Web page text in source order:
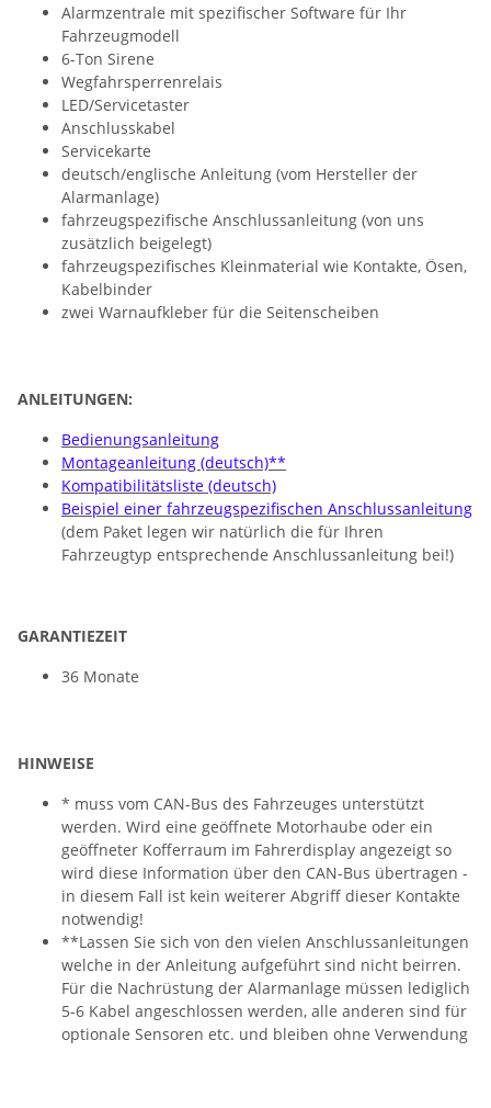
Alarmzentrale mit spezifischer Software für Ihr
Fahrzeugmodell
6-Ton Sirene
Wegfahrsperrenrelais
LED/Servicetaster
Anschlusskabel
Servicekarte
deutsch/englische Anleitung (vom Hersteller der
Alarmanlage)
fahrzeugspezifische Anschlussanleitung (von uns
zusätzlich beigelegt)
fahrzeugspezifisches Kleinmaterial wie Kontakte, Ösen,
Kabelbinder
zwei Warnaufkleber für die Seitenscheiben
ANLEITUNGEN:
Bedienungsanleitung
Montageanleitung (deutsch)**
Kompatibilitätsliste (deutsch)
Beispiel einer fahrzeugspezifischen Anschlussanleitung
(dem Paket legen wir natürlich die für Ihren
Fahrzeugtyp entsprechende Anschlussanleitung bei!)
GARANTIEZEIT
36 Monate
HINWEISE
* muss vom CAN-Bus des Fahrzeuges unterstützt
werden. Wird eine geöffnete Motorhaube oder ein
geöffneter Kofferraum im Fahrerdisplay angezeigt so
wird diese Information über den CAN-Bus übertragen -
in diesem Fall ist kein weiterer Abgriff dieser Kontakte
notwendig!
**Lassen Sie sich von den vielen Anschlussanleitungen
welche in der Anleitung aufgeführt sind nicht beirren.
Für die Nachrüstung der Alarmanlage müssen lediglich
5-6 Kabel angeschlossen werden, alle anderen sind für
optionale Sensoren etc. und bleiben ohne Verwendung